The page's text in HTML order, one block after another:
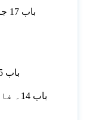
باب 15 اسٹاک ایکسچینج اور اسٹاک انڈیکس
باب 14۔ فاریکس اور کیسینو: کیا فرق ہے؟